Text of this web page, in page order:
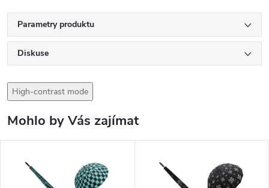
Parametry produktu
Diskuse
High-contrast mode
Mohlo by Vás zajímat